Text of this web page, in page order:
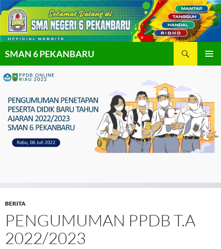
Langsung
ke
SMAN 6 PEKANBARU
BERITA
PENGUMUMAN PPDB T.A
2022/2023